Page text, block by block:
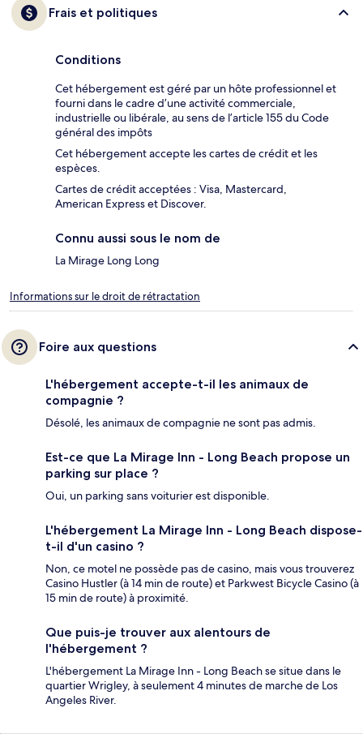
Frais et politiques
Conditions
Cet hébergement est géré par un hôte professionnel et
fourni dans le cadre d’une activité commerciale,
industrielle ou libérale, au sens de l’article 155 du Code
général des impôts
Cet hébergement accepte les cartes de crédit et les
espèces.
Cartes de crédit acceptées : Visa, Mastercard,
American Express et Discover.
Connu aussi sous le nom de
La Mirage Long Long
Informations sur le droit de rétractation
Foire aux questions
L'hébergement accepte-t-il les animaux de
compagnie ?
Désolé, les animaux de compagnie ne sont pas admis.
Est-ce que La Mirage Inn - Long Beach propose un
parking sur place ?
Oui, un parking sans voiturier est disponible.
L'hébergement La Mirage Inn - Long Beach dispose-
t-il d'un casino ?
Non, ce motel ne possède pas de casino, mais vous trouverez
Casino Hustler (à 14 min de route) et Parkwest Bicycle Casino (à
15 min de route) à proximité.
Que puis-je trouver aux alentours de
l'hébergement ?
L'hébergement La Mirage Inn - Long Beach se situe dans le
quartier Wrigley, à seulement 4 minutes de marche de Los
Angeles River.